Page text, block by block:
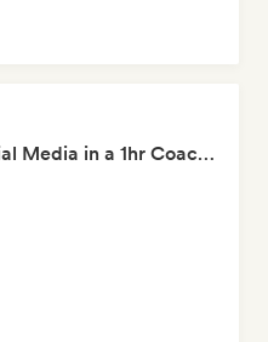
Boost Your Social Media in a 1hr Coaching Session